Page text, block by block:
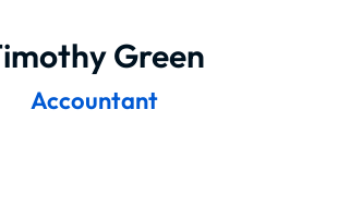
Green
Accountant